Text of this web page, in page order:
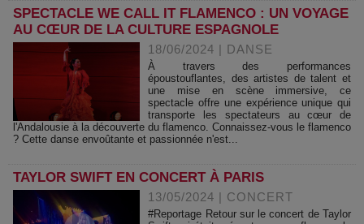
SPECTACLE WE CALL IT FLAMENCO : UN VOYAGE
AU CŒUR DE LA CULTURE ESPAGNOLE
18/06/2024 | DANSE
À travers des performances
époustouflantes, des artistes de talent et
une mise en scène immersive, ce
spectacle offre une expérience unique qui
transporte les spectateurs au cœur de
l'Andalousie à la découverte du flamenco. Connaissez-vous le flamenco
? Cette danse envoûtante et passionnée n'est...
TAYLOR SWIFT EN CONCERT À PARIS
13/05/2024 | CONCERT
#Reportage Retour sur le concert de Taylor